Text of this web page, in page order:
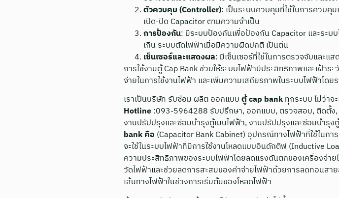
ตัวควบคุม (Controller): เป็นระบบควบคุมที่ใช้ในการควบคุ
เปิด-ปิด Capacitor ตามความจำเป็น
การป้องกัน: มีระบบป้องกันเพื่อป้องกัน Capacitor และระบ
เกิน ระบบตัดไฟฟ้าเมื่อมีความผิดปกติ เป็นต้น
เซ็นเซอร์และแสดงผล: มีเซ็นเซอร์ที่ใช้ในการตรวจจับและแ
การใช้งานตู้ Cap Bank ช่วยให้ระบบไฟฟ้ามีประสิทธิภาพและเฝ้า
จ่ายในการใช้งานไฟฟ้า และเพิ่มความเสถียรภาพในระบบไฟฟ้าโดย
เราเป็นบริษัท รับซ่อม ผลิต ออกแบบตู้ cap bankทุกระบบ ไม่ว่าจ
Hotline:093-5964288 รับปรึกษา, ออกแบบ, ตรวจสอบ, ติดตั้ง
งานปรัปปรุงและซ่อมบำรุงตู้เมนไฟฟ้า, งานปรัปปรุงและซ่อมบำรุ
bank คือ (Capacitor Bank Cabinet) อุปกรณ์ทางไฟฟ้าที่ใช้ในก
จะใช้ในระบบไฟฟ้าที่มีการใช้งานโหลดแบบอินดักติฟ (Inductive
ความประสิทธิภาพของระบบไฟฟ้าโดยลดแรงดันตกของเครื่องจ่า
วัดไฟฟ้าและช่วยลดการสะสมของค่าจ่ายไฟฟ้าด้วยการลดทอนสา
เส้นทางไฟฟ้าในช่วงการเริ่มต้นของโหลดไฟฟ้า